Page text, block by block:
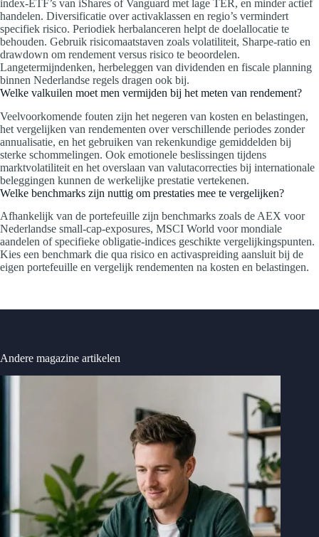
index-ETF’s van iShares of Vanguard met lage TER, en minder actief
handelen. Diversificatie over activaklassen en regio’s vermindert
specifiek risico. Periodiek herbalanceren helpt de doelallocatie te
behouden. Gebruik risicomaatstaven zoals volatiliteit, Sharpe-ratio en
drawdown om rendement versus risico te beoordelen.
Langetermijndenken, herbeleggen van dividenden en fiscale planning
binnen Nederlandse regels dragen ook bij.
Welke valkuilen moet men vermijden bij het meten van rendement?
Veelvoorkomende fouten zijn het negeren van kosten en belastingen,
het vergelijken van rendementen over verschillende periodes zonder
annualisatie, en het gebruiken van rekenkundige gemiddelden bij
sterke schommelingen. Ook emotionele beslissingen tijdens
marktvolatiliteit en het overslaan van valutacorrecties bij internationale
beleggingen kunnen de werkelijke prestatie vertekenen.
Welke benchmarks zijn nuttig om prestaties mee te vergelijken?
Afhankelijk van de portefeuille zijn benchmarks zoals de AEX voor
Nederlandse small‑cap‑exposures, MSCI World voor mondiale
aandelen of specifieke obligatie-indices geschikte vergelijkingspunten.
Kies een benchmark die qua risico en activaspreiding aansluit bij de
eigen portefeuille en vergelijk rendementen na kosten en belastingen.
Andere magazine artikelen